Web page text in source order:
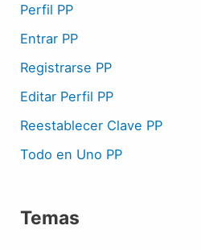
Perfil PP
Entrar PP
Registrarse PP
Editar Perfil PP
Reestablecer Clave PP
Todo en Uno PP
Temas